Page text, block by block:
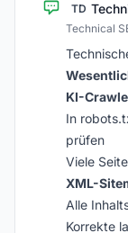
TD
Technical
KI-
In
prüfen
Viele
XML-
Alle
Korrekte